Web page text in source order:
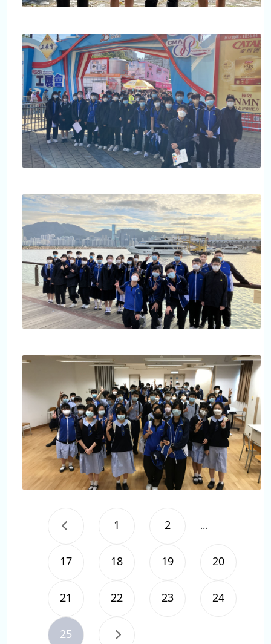
1 2 ...
17 18 19 20
21 22 23 24
25